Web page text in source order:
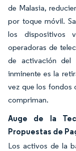
de Malasia,
por toque móvil.
los dispositivos
operadoras de
de activación del
inminente es la
vez que los fondos
compriman.
Auge de la
Propuestas de
Los activos de la